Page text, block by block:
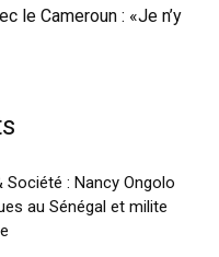
le Cameroun : «Je n’y
Société : Nancy Ongolo
au Sénégal et milite